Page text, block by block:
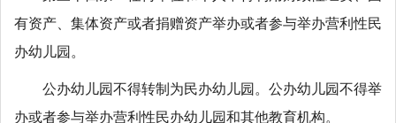
有资产、集体资产或者捐赠资产举办或者参与举办营利性民
办幼儿园。
公办幼儿园不得转制为民办幼儿园。公办幼儿园不得举
办或者参与举办营利性民办幼儿园和其他教育机构。